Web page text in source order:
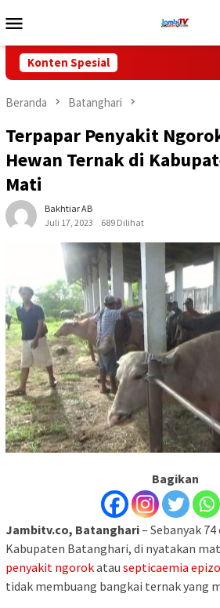
ke
Mobile
Konten Spesial
Beranda Batanghari
Terpapar Penyakit
Hewan Ternak di
Mati
Bakhtiar AB
Juli 17, 2023
689 Dilihat
Bagikan
Jambitv.co, Batanghari– Sebanyak
Kabupaten Batanghari, di nyatakan
penyakit ngorokatau septicaemia
tidak membuang bangkai ternak yang